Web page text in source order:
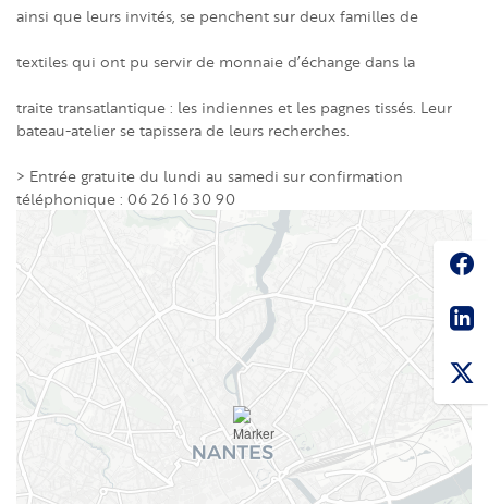
ainsi que leurs invités, se penchent sur deux familles de
textiles qui ont pu servir de monnaie d’échange dans la
traite transatlantique : les indiennes et les pagnes tissés. Leur
bateau-atelier se tapissera de leurs recherches.
> Entrée gratuite du lundi au samedi sur confirmation
téléphonique : 06 26 16 30 90